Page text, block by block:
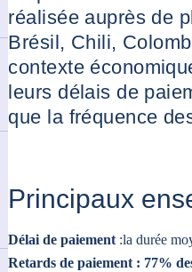
réalisée auprès de
Brésil, Chili,
contexte
leurs délais de
que la fréquence
Principaux
Délai de paiement :la durée
Retards de paiement : 77%